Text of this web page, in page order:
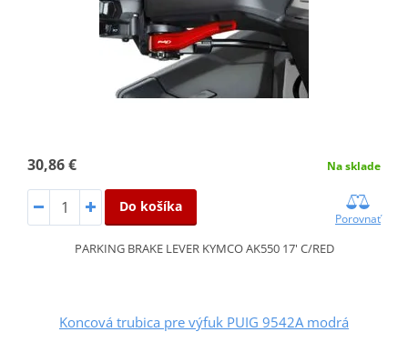
30,86 € Na sklade
Do košíka
Porovnať
PARKING BRAKE LEVER KYMCO AK550 17' C/RED
Koncová trubica pre výfuk PUIG 9542A modrá